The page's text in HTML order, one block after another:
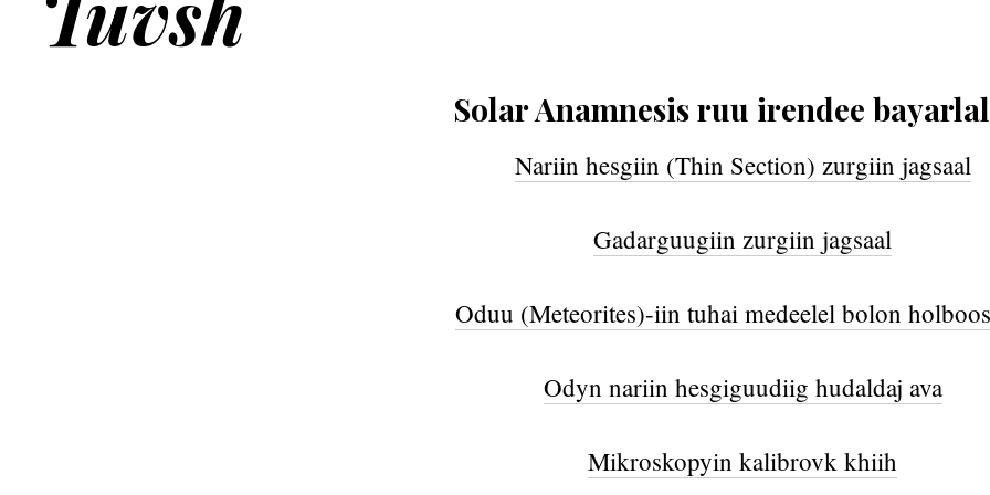
Solar Anamnesis ruu irendee
Nariin hesgiin (Thin Section) zurgiin jagsaal
Gadarguugiin zurgiin jagsaal
Oduu (Meteorites)-iin tuhai medeelel bolon
Odyn nariin hesgiguudiig hudaldaj ava
Mikroskopyin kalibrovk khiih